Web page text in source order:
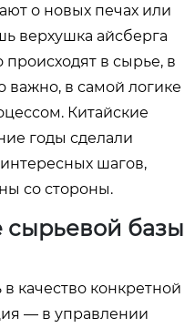
о новых печах или
верхушка айсберга
в сырье, в
важно, в самой логике
Китайские
годы сделали
шагов,
со стороны.
базы
качество конкретной
— в управлении